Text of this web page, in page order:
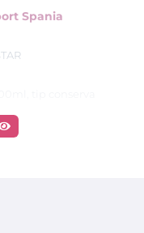
Spania